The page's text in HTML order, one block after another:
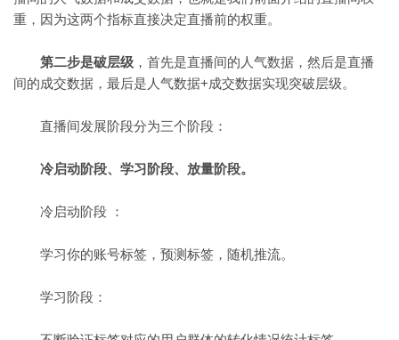
重，因为这两个指标直接决定直播前的权重。
第二步是破层级 ，首先是直播间的人气数据，然后是直播
间的成交数据，最后是人气数据+成交数据实现突破层级。
直播间发展阶段分为三个阶段：
冷启动阶段、学习阶段、放量阶段。
冷启动阶段 ：
学习你的账号标签，预测标签，随机推流。
学习阶段：